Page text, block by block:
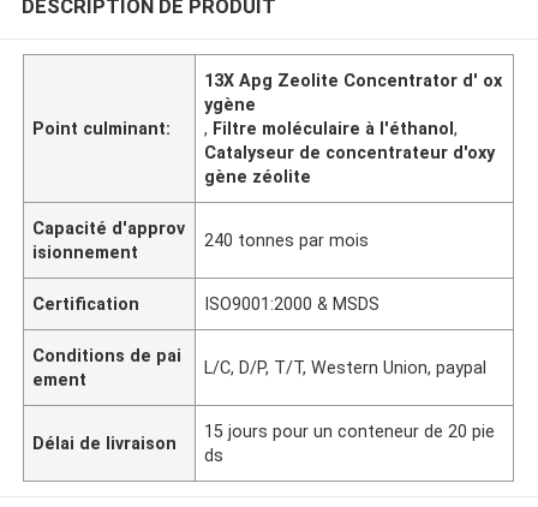
DESCRIPTION DE PRODUIT
Point culminant:
13X Apg Zeolite Concentrator d' ox
ygène
, Filtre moléculaire à l'éthanol,
Catalyseur de concentrateur d'oxy
gène zéolite
Capacité d'approv
isionnement
240 tonnes par mois
Certification ISO9001:2000 & MSDS
Conditions de pai
ement
L/C, D/P, T/T, Western Union, paypal
Délai de livraison
15 jours pour un conteneur de 20 pie
ds